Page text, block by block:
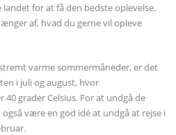
for at få den bedste oplevelse.
af, hvad du gerne vil opleve
varme sommermåneder, er det
i juli og august, hvor
grader Celsius. For at undgå de
være en god idé at undgå at rejse i